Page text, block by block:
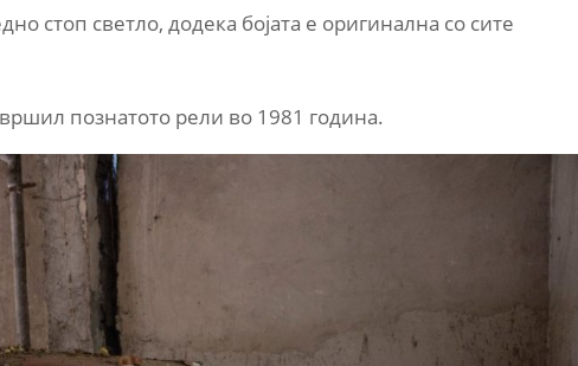
стоп светло, додека бојата е оригинална со сите
познатото рели во 1981 година.